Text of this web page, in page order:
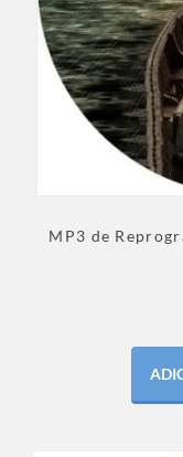
MP3 de